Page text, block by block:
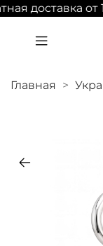
доставка от
Главная